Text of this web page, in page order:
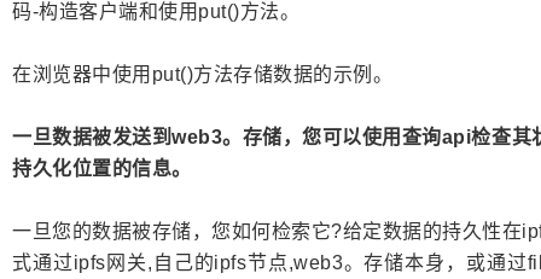
码-构造客户端和使用put()方法。
在浏览器中使用put()方法存储数据的示例。
一旦数据被发送到web3。存储，您可以使用查询api检查
持久化位置的信息。
一旦您的数据被存储，您如何检索它?给定数据的持久性在
式通过ipfs网关,自己的ipfs节点,web3。存储本身，或通过